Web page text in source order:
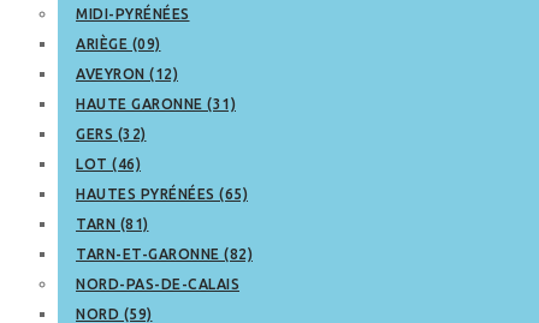
MIDI-PYRÉNÉES
ARIÈGE (09)
AVEYRON (12)
HAUTE GARONNE (31)
GERS (32)
LOT (46)
HAUTES PYRÉNÉES (65)
TARN (81)
TARN-ET-GARONNE (82)
NORD-PAS-DE-CALAIS
NORD (59)